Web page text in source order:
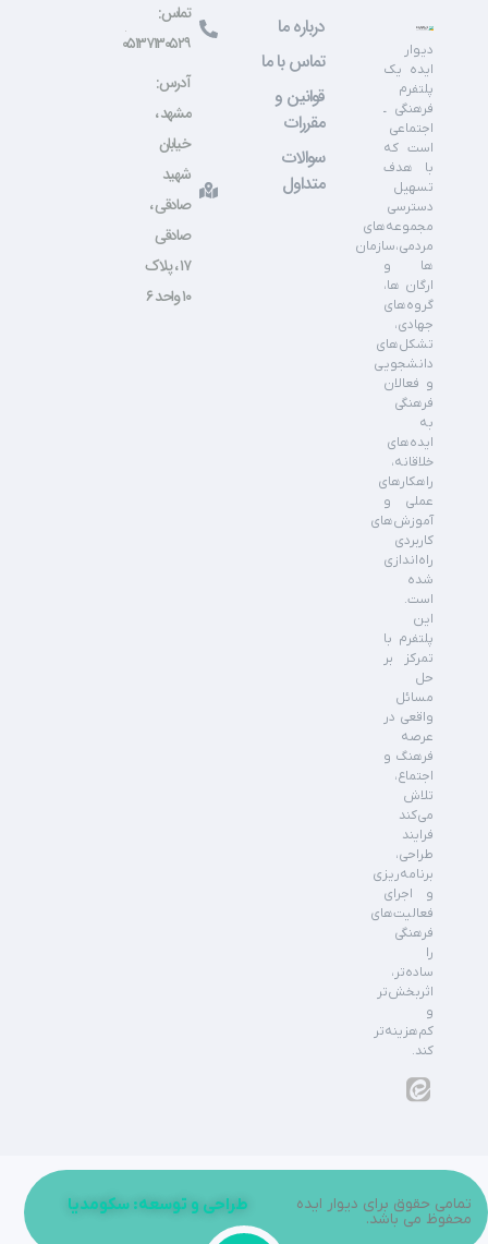
دیوار
ایده یک
پلتفرم
فرهنگی ـ
اجتماعی
است که
با هدف
تسهیل
دسترسی
مجموعه‌های
مردمی،سازمان
ها و
ارگان ها،
گروه‌های
جهادی،
تشکل‌های
دانشجویی
و فعالان
فرهنگی
به
ایده‌های
خلاقانه،
راهکارهای
عملی و
آموزش‌های
کاربردی
راه‌اندازی
شده
است.
این
پلتفرم با
تمرکز بر
حل
مسائل
واقعی در
عرصه
فرهنگ و
اجتماع،
تلاش
می‌کند
فرایند
طراحی،
برنامه‌ریزی
و اجرای
فعالیت‌های
فرهنگی
را
ساده‌تر،
اثربخش‌تر
و
کم‌هزینه‌تر
کند.
درباره ما
تماس با ما
قوانین و
مقررات
سوالات
متداول
تماس:
۰۵۱۳۷۱۳۰۵۲۹
آدرس:
مشهد ،
خیابان
شهید
صادقی ،
صادقی
۱۷ ، پلاک
۱۰ واحد ۶
تمامی حقوق برای دیوار ایده
محفوظ می باشد.
طراحی و توسعه: سکومدیا